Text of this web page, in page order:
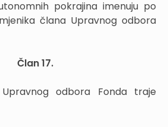
pokrajina imenuju po
člana Upravnog odbora
Član 17.
odbora Fonda traje